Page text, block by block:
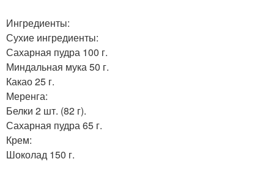
Ингредиенты:
Сухие ингредиенты:
Сахарная пудра 100 г.
Миндальная мука 50 г.
Какао 25 г.
Меренга:
Белки 2 шт. (82 г).
Сахарная пудра 65 г.
Крем:
Шоколад 150 г.